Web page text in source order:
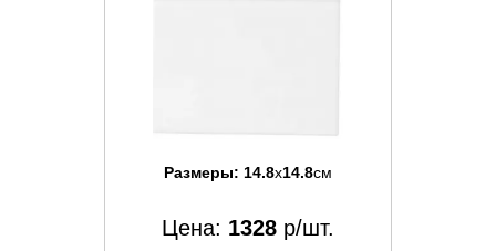
Размеры: 14.8x14.8см
Цена: 1328 р/шт.